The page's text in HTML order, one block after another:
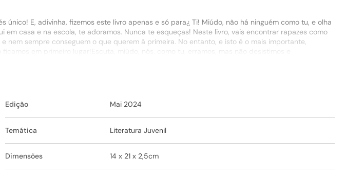
E, adivinha, fizemos este livro apenas e só para¿ Ti! Miúdo, não há ninguém como tu, e olha
casa e na escola, te adoramos. Nunca te esqueças! Neste livro, vais encontrar rapazes como
nem sempre conseguem o que querem à primeira. No entanto, e isto é o mais importante,
em primeiro lugar!Escuta, miúdo, nós, como tu, erramos, mas não desistimos e
duvides!
Edição Mai 2024
Temática Literatura Juvenil
Dimensões 14 x 21 x 2,5cm